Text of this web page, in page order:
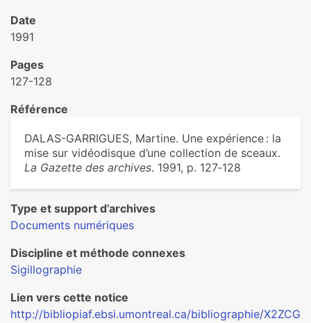
Date
1991
Pages
127-128
Référence
DALAS-GARRIGUES, Martine. Une expérience : la
mise sur vidéodisque d’une collection de sceaux.
La Gazette des archives. 1991, p. 127‑128
Type et support d’archives
Documents numériques
Discipline et méthode connexes
Sigillographie
Lien vers cette notice
http://bibliopiaf.ebsi.umontreal.ca/bibliographie/X2ZCG